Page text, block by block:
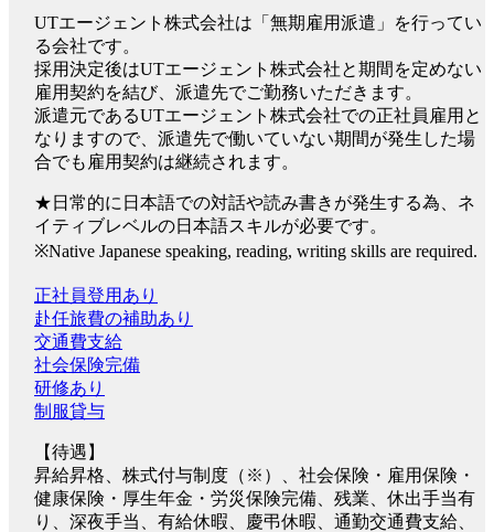
UTエージェント株式会社は「無期雇用派遣」を行ってい
る会社です。
採用決定後はUTエージェント株式会社と期間を定めない
雇用契約を結び、派遣先でご勤務いただきます。
派遣元であるUTエージェント株式会社での正社員雇用と
なりますので、派遣先で働いていない期間が発生した場
合でも雇用契約は継続されます。
★日常的に日本語での対話や読み書きが発生する為、ネ
イティブレベルの日本語スキルが必要です。
※Native Japanese speaking, reading, writing skills are required.
正社員登用あり
赴任旅費の補助あり
交通費支給
社会保険完備
研修あり
制服貸与
【待遇】
昇給昇格、株式付与制度（※）、社会保険・雇用保険・
健康保険・厚生年金・労災保険完備、残業、休出手当有
り、深夜手当、有給休暇、慶弔休暇、通勤交通費支給、